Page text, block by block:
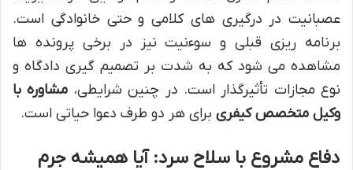
عصبانیت در درگیری های کلامی و حتی خانوادگی است.
برنامه ریزی قبلی و سوءنیت نیز در برخی پرونده ها
مشاهده می شود که به شدت بر تصمیم گیری دادگاه و
نوع مجازات تأثیرگذار است. در چنین شرایطی، مشاوره با
وکیل متخصص کیفری برای هر دو طرف دعوا حیاتی است.
دفاع مشروع با سلاح سرد: آیا همیشه جرم